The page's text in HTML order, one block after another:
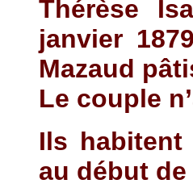
Thérèse
janvier
Mazaud
Le couple
Ils habitent
au début